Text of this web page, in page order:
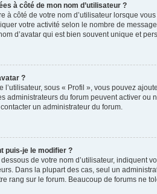
à côté de mon nom d’utilisateur ?
à côté de votre nom d’utilisateur lorsque
votre activité selon le nombre de
d’avatar qui est bien souvent unique et
?
l’utilisateur, sous « Profil », vous pouvez
administrateurs du forum peuvent activer
un administrateur du forum.
puis-je le modifier ?
de votre nom d’utilisateur, indiquent
Dans la plupart des cas, seul un
rang sur le forum. Beaucoup de forums ne